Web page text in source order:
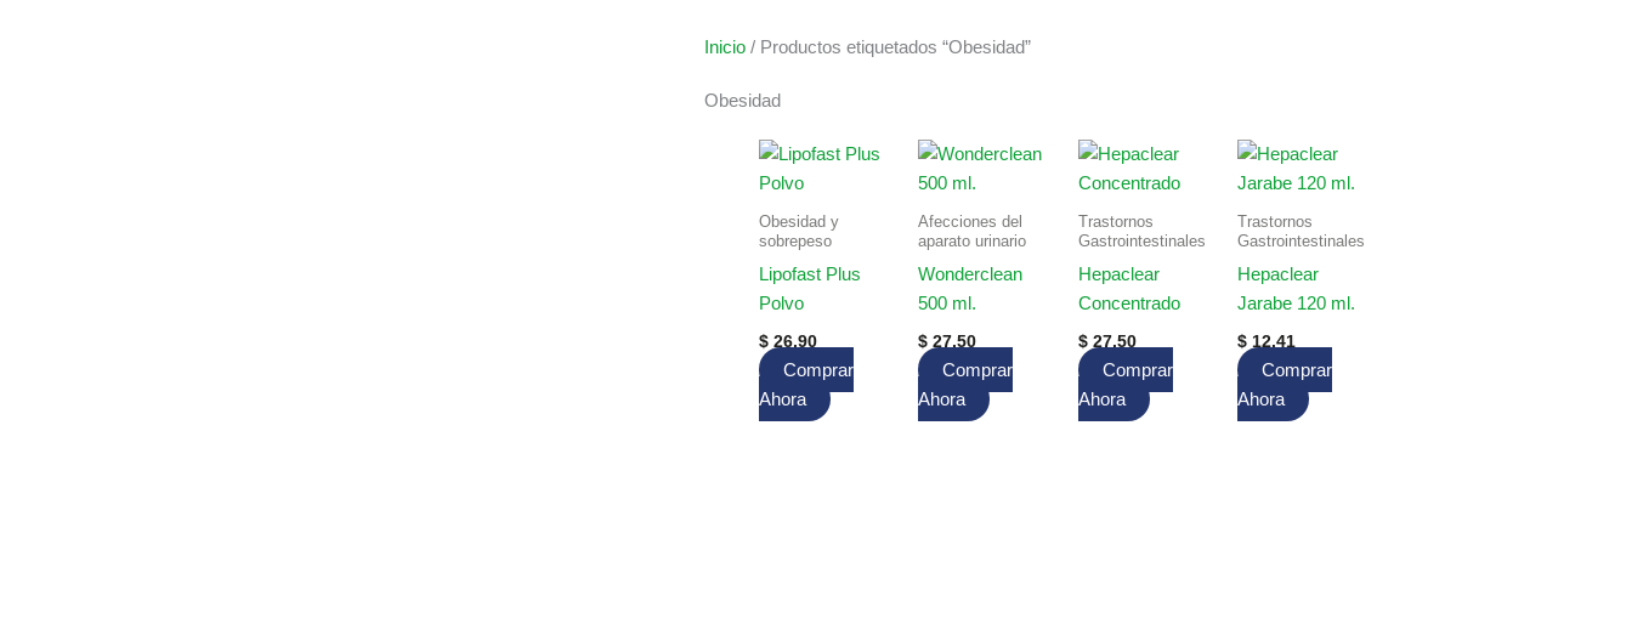
Inicio / Productos etiquetados “Obesidad”
Obesidad
Obesidad y
sobrepeso
Lipofast Plus
Polvo
$ 26.90
Comprar
Ahora
Afecciones del
aparato urinario
Wonderclean
500 ml.
$ 27.50
Comprar
Ahora
Trastornos
Gastrointestinales
Hepaclear
Concentrado
$27.50
Comprar
Ahora
Trastornos
Gastrointestinales
Hepaclear
Jarabe 120 ml.
$12.41
Comprar
Ahora